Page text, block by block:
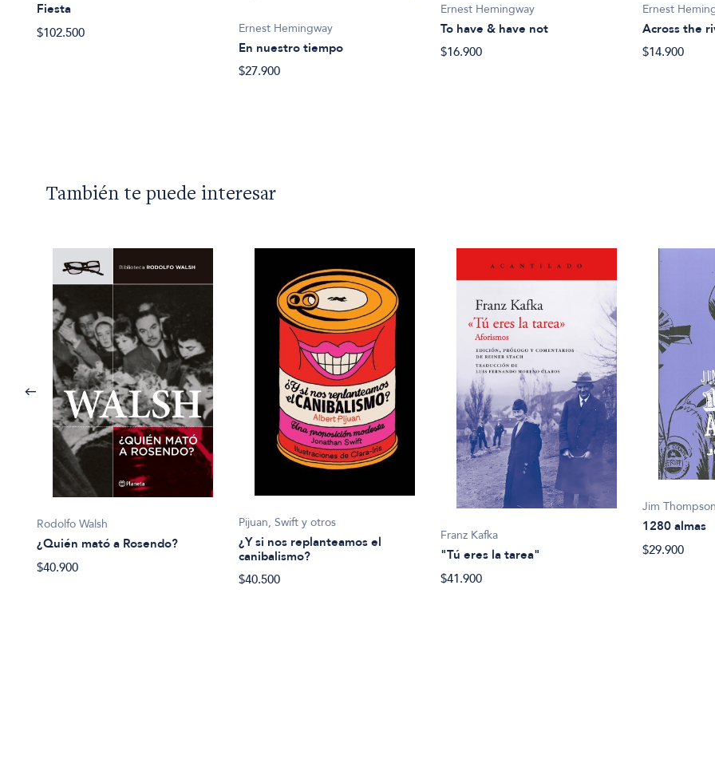
Fiesta
$102.500
Ernest Hemingway
En nuestro tiempo
$27.900
Ernest Hemingway
To have & have not
$16.900
Ernest
Across the
$14.900
También te puede interesar
Rodolfo Walsh
¿Quién mató a Rosendo?
$40.900
Pijuan, Swift y otros
¿Y si nos replanteamos el
canibalismo?
$40.500
Franz Kafka
"Tú eres la tarea"
$41.900
Jim
1280 almas
$29.900